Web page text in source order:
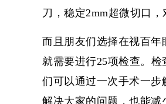
刀，稳定2mm超微切口
而且朋友们选择在视百年
就需要进行25项检查。
们可以通过一次手术一
解决大家的问题，也能